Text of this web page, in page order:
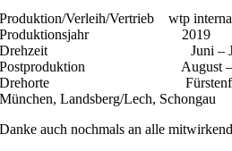
Produktion/Verleih/Vertrieb wtp
Produktionsjahr 2019
Drehzeit Juni – Juli
Postproduktion August –
Drehorte
München, Landsberg/Lech, Schongau
Danke auch nochmals an alle